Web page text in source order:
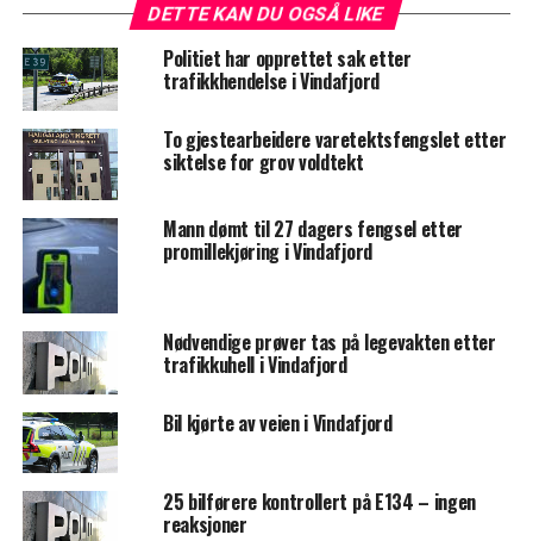
DETTE KAN DU OGSÅ LIKE
Politiet har opprettet sak etter
trafikkhendelse i Vindafjord
To gjestearbeidere varetektsfengslet etter
siktelse for grov voldtekt
Mann dømt til 27 dagers fengsel etter
promillekjøring i Vindafjord
Nødvendige prøver tas på legevakten etter
trafikkuhell i Vindafjord
Bil kjørte av veien i Vindafjord
25 bilførere kontrollert på E134 – ingen
reaksjoner